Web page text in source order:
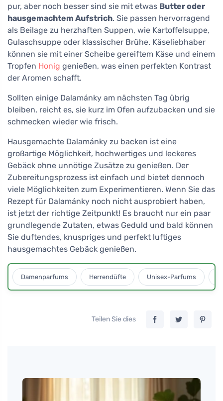
pur, aber noch besser sind sie mit etwas Butter oder
hausgemachtem Aufstrich. Sie passen hervorragend
als Beilage zu herzhaften Suppen, wie Kartoffelsuppe,
Gulaschsuppe oder klassischer Brühe. Käseliebhaber
können sie mit einer Scheibe gereiftem Käse und einem
Tropfen Honig genießen, was einen perfekten Kontrast
der Aromen schafft.
Sollten einige Dalamánky am nächsten Tag übrig
bleiben, reicht es, sie kurz im Ofen aufzubacken und sie
schmecken wieder wie frisch.
Hausgemachte Dalamánky zu backen ist eine
großartige Möglichkeit, hochwertiges und leckeres
Gebäck ohne unnötige Zusätze zu genießen. Der
Zubereitungsprozess ist einfach und bietet dennoch
viele Möglichkeiten zum Experimentieren. Wenn Sie das
Rezept für Dalamánky noch nicht ausprobiert haben,
ist jetzt der richtige Zeitpunkt! Es braucht nur ein paar
grundlegende Zutaten, etwas Geduld und bald können
Sie duftendes, knuspriges und perfekt luftiges
hausgemachtes Gebäck genießen.
Damenparfums Herrendüfte Unisex-Parfums
Teilen Sie dies